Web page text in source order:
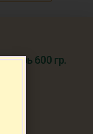
Царь 600 гр.